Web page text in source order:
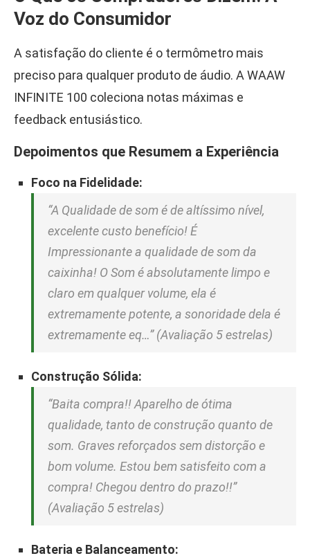
Voz do Consumidor
A satisfação do cliente é o termômetro mais
preciso para qualquer produto de áudio. A WAAW
INFINITE 100 coleciona notas máximas e
feedback entusiástico.
Depoimentos que Resumem a Experiência
Foco na Fidelidade:
“A Qualidade de som é de altíssimo nível,
excelente custo benefício! É
Impressionante a qualidade de som da
caixinha! O Som é absolutamente limpo e
claro em qualquer volume, ela é
extremamente potente, a sonoridade dela é
extremamente eq…” (Avaliação 5 estrelas)
Construção Sólida:
“Baita compra!! Aparelho de ótima
qualidade, tanto de construção quanto de
som. Graves reforçados sem distorção e
bom volume. Estou bem satisfeito com a
compra! Chegou dentro do prazo!!”
(Avaliação 5 estrelas)
Bateria e Balanceamento: